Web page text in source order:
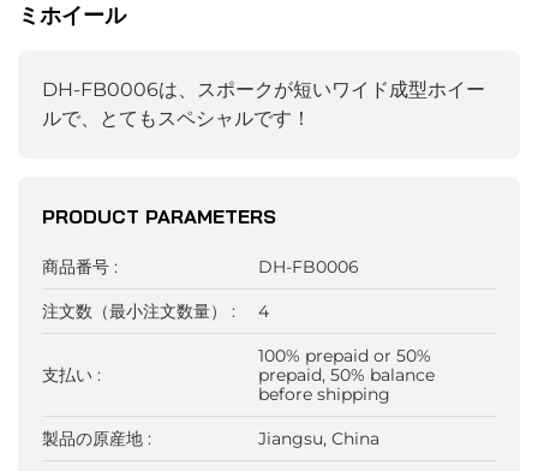
ミホイール
DH-FB0006は、スポークが短いワイド成型ホイー
ルで、とてもスペシャルです！
PRODUCT PARAMETERS
商品番号 : DH-FB0006
注文数（最小注文数量） : 4
支払い :
100% prepaid or 50%
prepaid, 50% balance
before shipping
製品の原産地 : Jiangsu, China